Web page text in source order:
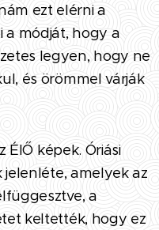
ezt elérni a
a módját, hogy a
legyen, hogy ne
és örömmel várják
ÉlŐ képek. Óriási
amelyek az
a
keltették, hogy ez